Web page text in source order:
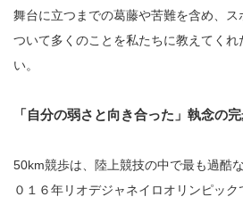
舞台に立つまでの葛藤や苦難を含め、ス
ついて多くのことを私たちに教えてくれ
い。
「自分の弱さと向き合った」執念の
50km競歩は、陸上競技の中で最も過酷
０１６年リオデジャネイロオリンピッ